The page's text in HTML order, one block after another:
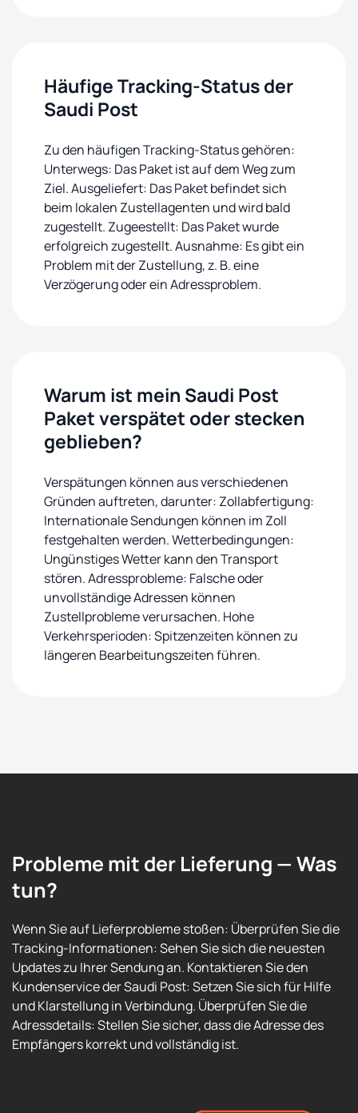
Häufige Tracking-Status der
Saudi Post
Zu den häufigen Tracking-Status gehören:
Unterwegs: Das Paket ist auf dem Weg zum
Ziel. Ausgeliefert: Das Paket befindet sich
beim lokalen Zustellagenten und wird bald
zugestellt. Zugeestellt: Das Paket wurde
erfolgreich zugestellt. Ausnahme: Es gibt ein
Problem mit der Zustellung, z. B. eine
Verzögerung oder ein Adressproblem.
Warum ist mein Saudi Post
Paket verspätet oder stecken
geblieben?
Verspätungen können aus verschiedenen
Gründen auftreten, darunter: Zollabfertigung:
Internationale Sendungen können im Zoll
festgehalten werden. Wetterbedingungen:
Ungünstiges Wetter kann den Transport
stören. Adressprobleme: Falsche oder
unvollständige Adressen können
Zustellprobleme verursachen. Hohe
Verkehrsperioden: Spitzenzeiten können zu
längeren Bearbeitungszeiten führen.
Probleme mit der Lieferung — Was
tun?
Wenn Sie auf Lieferprobleme stoßen: Überprüfen Sie die
Tracking-Informationen: Sehen Sie sich die neuesten
Updates zu Ihrer Sendung an. Kontaktieren Sie den
Kundenservice der Saudi Post: Setzen Sie sich für Hilfe
und Klarstellung in Verbindung. Überprüfen Sie die
Adressdetails: Stellen Sie sicher, dass die Adresse des
Empfängers korrekt und vollständig ist.